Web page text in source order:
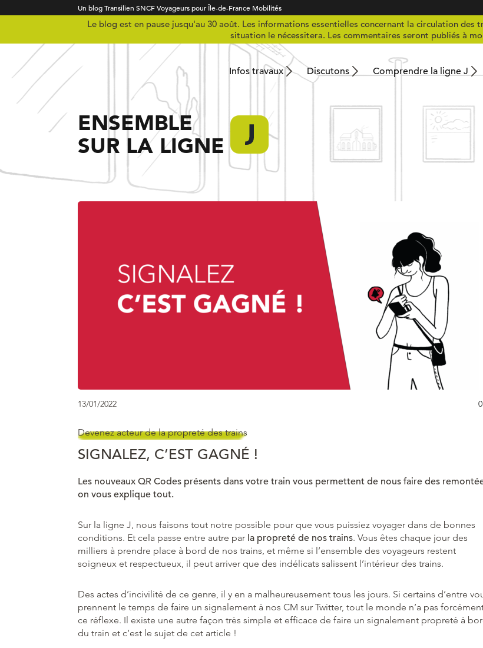
Un blog Transilien SNCF Voyageurs pour Île-de-France Mobilités
Le blog est en pause jusqu'au 30 août. Les informations essentielles concernant la circulation
situation le nécessitera. Les commentaires seront publiés à
Infos travaux Discutons Comprendre la ligne J
ENSEMBLE
SUR LA LIGNE
13/01/2022 0
Devenez acteur de la propreté des trains
SIGNALEZ, C’EST GAGNÉ !
Les nouveaux QR Codes présents dans votre train vous permettent de nous faire des
on vous explique tout.
Sur la ligne J, nous faisons tout notre possible pour que vous puissiez voyager dans de bonnes
conditions. Et cela passe entre autre par la propreté de nos trains. Vous êtes chaque jour des
milliers à prendre place à bord de nos trains, et même si l’ensemble des voyageurs restent
soigneux et respectueux, il peut arriver que des indélicats salissent l’intérieur des trains.
Des actes d’incivilité de ce genre, il y en a malheureusement tous les jours. Si certains d’entre
prennent le temps de faire un signalement à nos CM sur Twitter, tout le monde n’a pas
ce réflexe. Il existe une autre façon très simple et efficace de faire un signalement propreté à
du train et c’est le sujet de cet article !